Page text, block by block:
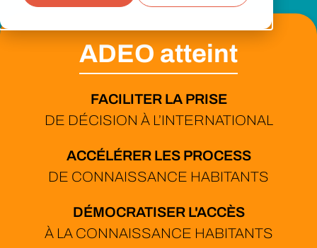
ADEO atteint
FACILITER LA PRISE
DE DÉCISION À L’INTERNATIONAL
ACCÉLÉRER LES PROCESS
DE CONNAISSANCE HABITANTS
DÉMOCRATISER L'ACCÈS
À LA CONNAISSANCE HABITANTS